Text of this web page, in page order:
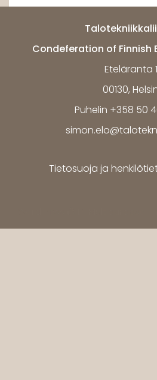
Condeferation of Finnish
Eteläranta
00130,
Puhelin +358 50
Tietosuoja ja